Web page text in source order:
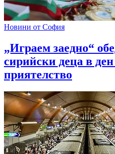
Новини от София
„Играем заедно“
сирийски деца в
приятелство